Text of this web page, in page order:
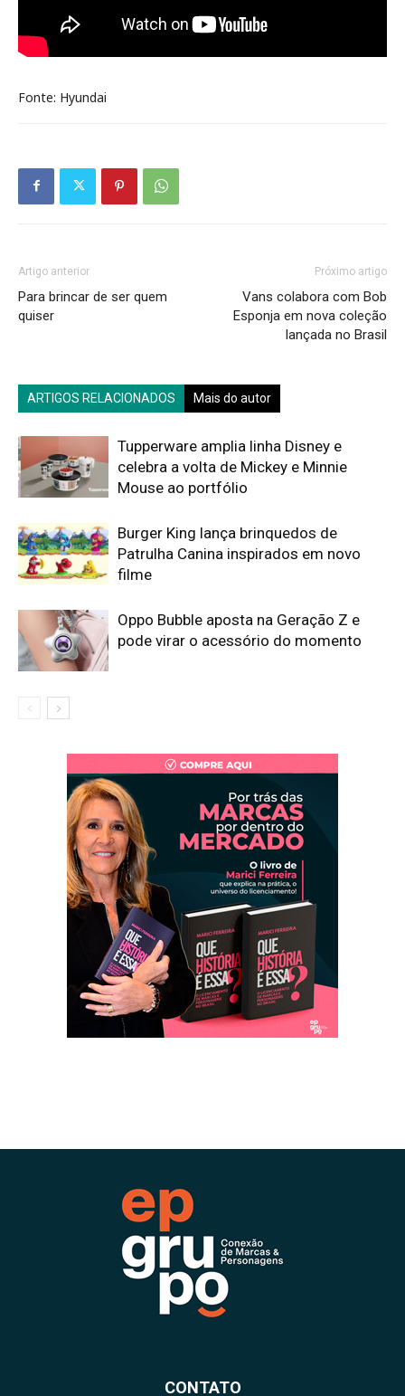
Fonte: Hyundai
Artigo anterior
Para brincar de ser quem
quiser
Próximo artigo
Vans colabora com Bob
Esponja em nova coleção
lançada no Brasil
ARTIGOS RELACIONADOS Mais do autor
Tupperware amplia linha Disney e
celebra a volta de Mickey e Minnie
Mouse ao portfólio
Burger King lança brinquedos de
Patrulha Canina inspirados em novo
filme
Oppo Bubble aposta na Geração Z e
pode virar o acessório do momento
CONTATO